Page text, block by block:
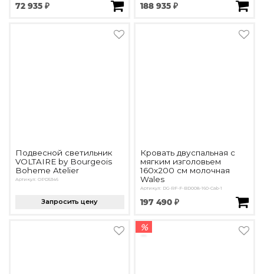
72 935 ₽ 188 935 ₽
Подвесной светильник
VOLTAIRE by Bourgeois
Boheme Atelier
Артикул: OPD5346
Запросить цену
Кровать двуспальная с
мягким изголовьем
160х200 см молочная
Wales
Артикул: DG-RF-F-BD008-160-Cab-1
197 490 ₽
%